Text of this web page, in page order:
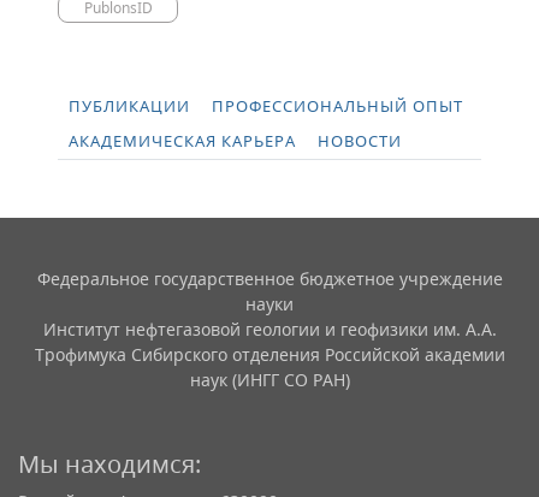
PublonsID
ПУБЛИКАЦИИ
ПРОФЕССИОНАЛЬНЫЙ ОПЫТ
АКАДЕМИЧЕСКАЯ КАРЬЕРА
НОВОСТИ
Федеральное государственное бюджетное учреждение
науки
Институт нефтегазовой геологии и геофизики им. А.А.
Трофимука Сибирского отделения Российской академии
наук (ИНГГ СО РАН)
Мы находимся: